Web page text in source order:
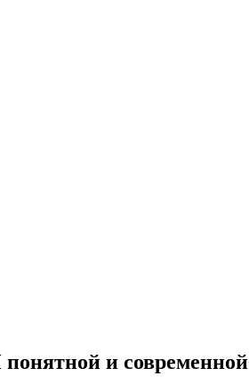
и современной